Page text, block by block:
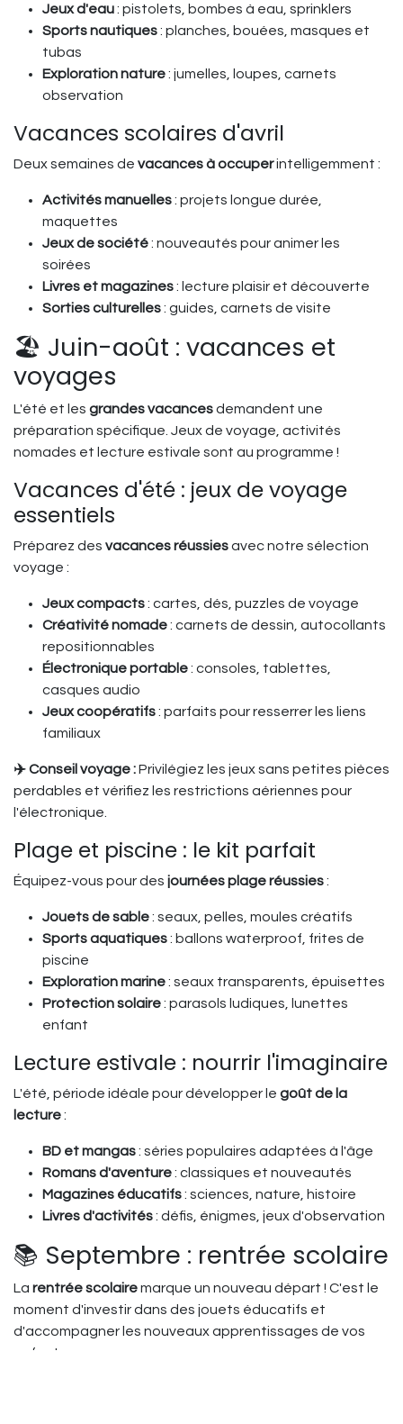
Jeux d'eau: pistolets, bombes à eau, sprinklers
Sports nautiques: planches, bouées, masques et
tubas
Exploration nature: jumelles, loupes, carnets
observation
Vacances scolaires d'avril
Deux semaines de vacances à occuperintelligemment :
Activités manuelles: projets longue durée,
maquettes
Jeux de société: nouveautés pour animer les
soirées
Livres et magazines: lecture plaisir et découverte
Sorties culturelles: guides, carnets de visite
🏖️ Juin-août : vacances et
voyages
L'été et les grandes vacancesdemandent une
préparation spécifique. Jeux de voyage, activités
nomades et lecture estivale sont au programme !
Vacances d'été : jeux de voyage
essentiels
Préparez des vacances réussiesavec notre sélection
voyage :
Jeux compacts: cartes, dés, puzzles de voyage
Créativité nomade: carnets de dessin, autocollants
repositionnables
Électronique portable: consoles, tablettes,
casques audio
Jeux coopératifs: parfaits pour resserrer les liens
familiaux
✈️ Conseil voyage :Privilégiez les jeux sans petites pièces
perdables et vérifiez les restrictions aériennes pour
l'électronique.
Plage et piscine : le kit parfait
Équipez-vous pour des journées plage réussies:
Jouets de sable: seaux, pelles, moules créatifs
Sports aquatiques: ballons waterproof, frites de
piscine
Exploration marine: seaux transparents, épuisettes
Protection solaire: parasols ludiques, lunettes
enfant
Lecture estivale : nourrir l'imaginaire
L'été, période idéale pour développer le goût de la
lecture:
BD et mangas: séries populaires adaptées à l'âge
Romans d'aventure: classiques et nouveautés
Magazines éducatifs: sciences, nature, histoire
Livres d'activités: défis, énigmes, jeux d'observation
📚 Septembre : rentrée scolaire
La rentrée scolairemarque un nouveau départ ! C'est le
moment d'investir dans des jouets éducatifs et
d'accompagner les nouveaux apprentissages de vos
enfants.